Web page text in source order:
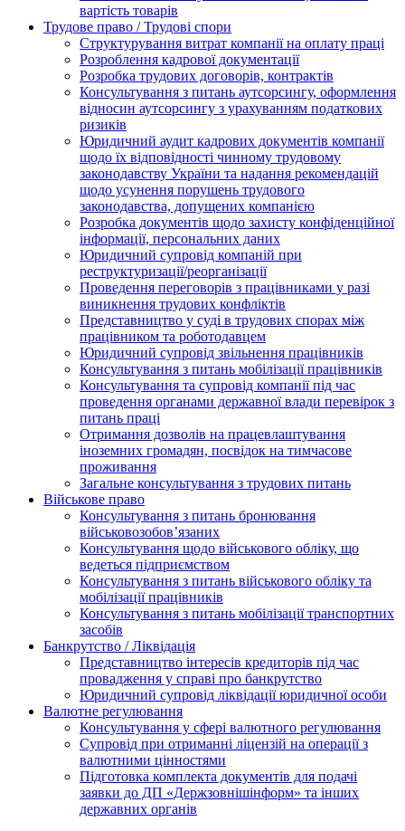
вартість товарів
Трудове право / Трудові спори
Cтруктурування витрат компанії на оплату праці
Розроблення кадрової документації
Розробка трудових договорів, контрактів
Консультування з питань аутсорсингу, оформлення
відносин аутсорсингу з урахуванням податкових
ризиків
Юридичний аудит кадрових документів компанії
щодо їх відповідності чинному трудовому
законодавству України та надання рекомендацій
щодо усунення порушень трудового
законодавства, допущених компанією
Розробка документів щодо захисту конфіденційної
інформації, персональних даних
Юридичний супровід компаній при
реструктуризації/реорганізації
Проведення переговорів з працівниками у разі
виникнення трудових конфліктів
Представництво у суді в трудових спорах між
працівником та роботодавцем
Юридичний супровід звільнення працівників
Консультування з питань мобілізації працівників
Консультування та супровід компанії під час
проведення органами державної влади перевірок з
питань праці
Отримання дозволів на працевлаштування
іноземних громадян, посвідок на тимчасове
проживання
Загальне консультування з трудових питань
Військове право
Консультування з питань бронювання
військовозобов’язаних
Консультування щодо військового обліку, що
ведеться підприємством
Консультування з питань військового обліку та
мобілізації працівників
Консультування з питань мобілізації транспортних
засобів
Банкрутство / Ліквідація
Представництво інтересів кредиторів під час
провадження у справі про банкрутство
Юридичний супровід ліквідації юридичної особи
Валютне регулювання
Консультування у сфері валютного регулювання
Супровід при отриманні ліцензій на операції з
валютними цінностями
Підготовка комплекта документів для подачі
заявки до ДП «Держзовнішінформ» та інших
державних органів